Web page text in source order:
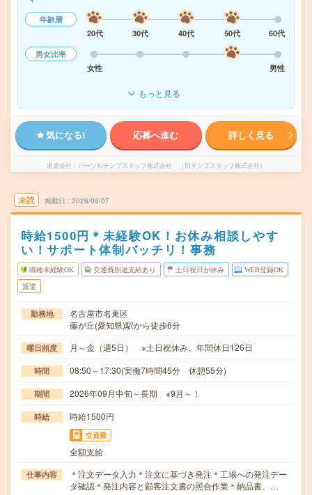
年齢層
20代
30代 40代 50代
60代
男女比率
女性
男性
もっと見る
気になる! 応募へ進む 詳しく見る
派遣会社 パーソルテンプスタッフ株式会社 （旧テンプスタッフ株式会社）
未読 掲載日 2026/08/07
時給1500円＊未経験OK！お休み相談しやす
い！サポート体制バッチリ！事務
職種未経験OK 交通費別途支給あり 土日祝日が休み WEB登録OK
派遣
勤務地
名古屋市名東区
藤が丘(愛知県)駅から徒歩6分
曜日頻度 月～金（週5日） ※土日祝休み、年間休日126日
時間 08:50～17:30(実働7時間45分 休憩55分)
期間 2026年09月中旬～長期 ※9月～！
時給 時給1500円
交通費
全額支給
仕事内容
＊注文データ入力＊注文に基づき発注＊工場への発注デー
タ確認＊発注内容と顧客注文書の照合作業＊納品書、…